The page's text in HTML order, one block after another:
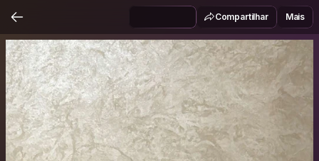
Compartilhar Mais